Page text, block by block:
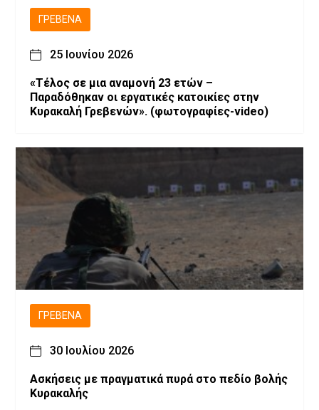
ΓΡΕΒΕΝΆ
25 Ιουνίου 2026
«Τέλος σε μια αναμονή 23 ετών –
Παραδόθηκαν οι εργατικές κατοικίες στην
Κυρακαλή Γρεβενών». (φωτογραφίες-video)
ΓΡΕΒΕΝΆ
30 Ιουλίου 2026
Ασκήσεις με πραγματικά πυρά στο πεδίο βολής
Κυρακαλής